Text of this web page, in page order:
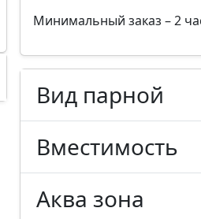
Минимальный заказ – 2
Вид парной
Вместимость
Аква зона